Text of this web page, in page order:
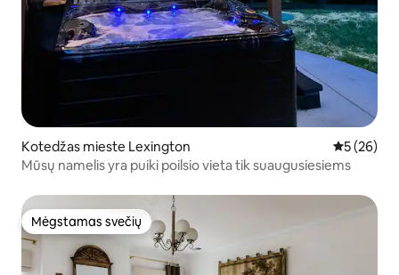
Kotedžas mieste Lexington Vidutinis
5 (26)
Mūsų namelis yra puiki poilsio vieta tik suaugusiesiems
Mėgstamas svečių
Mėgstamas svečių